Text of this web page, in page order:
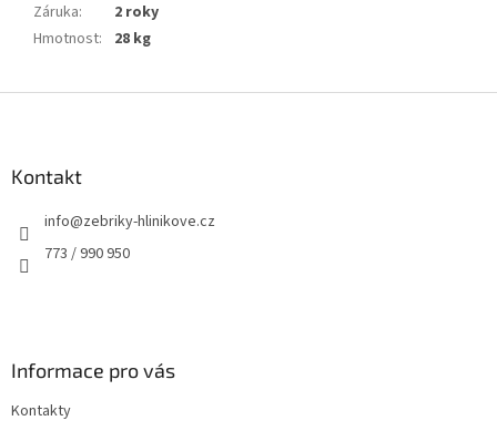
Záruka:
2 roky
Hmotnost: 28 kg
Kontakt
info@zebriky-hlinikove.cz
773 / 990 950
Informace pro vás
Kontakty